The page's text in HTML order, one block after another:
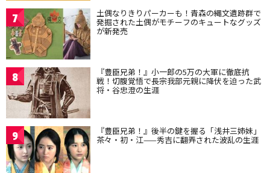
7 土偶なりきりパーカーも！青森の縄文遺跡群で
発掘された土偶がモチーフのキュートなグッズ
が新発売
8 『豊臣兄弟！』小一郎の5万の大軍に徹底抗
戦！切腹覚悟で長宗我部元親に降伏を迫った武
将・谷忠澄の生涯
9 『豊臣兄弟！』後半の鍵を握る「浅井三姉妹」
茶々・初・江——秀吉に翻弄された波乱の生涯